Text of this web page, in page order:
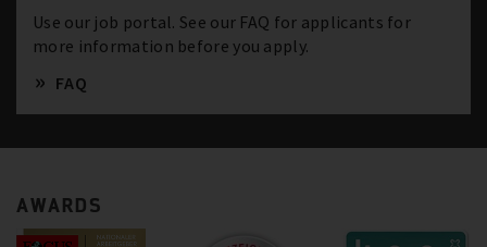
Use our job portal. See our FAQ for applicants for
more information before you apply.
FAQ
AWARDS